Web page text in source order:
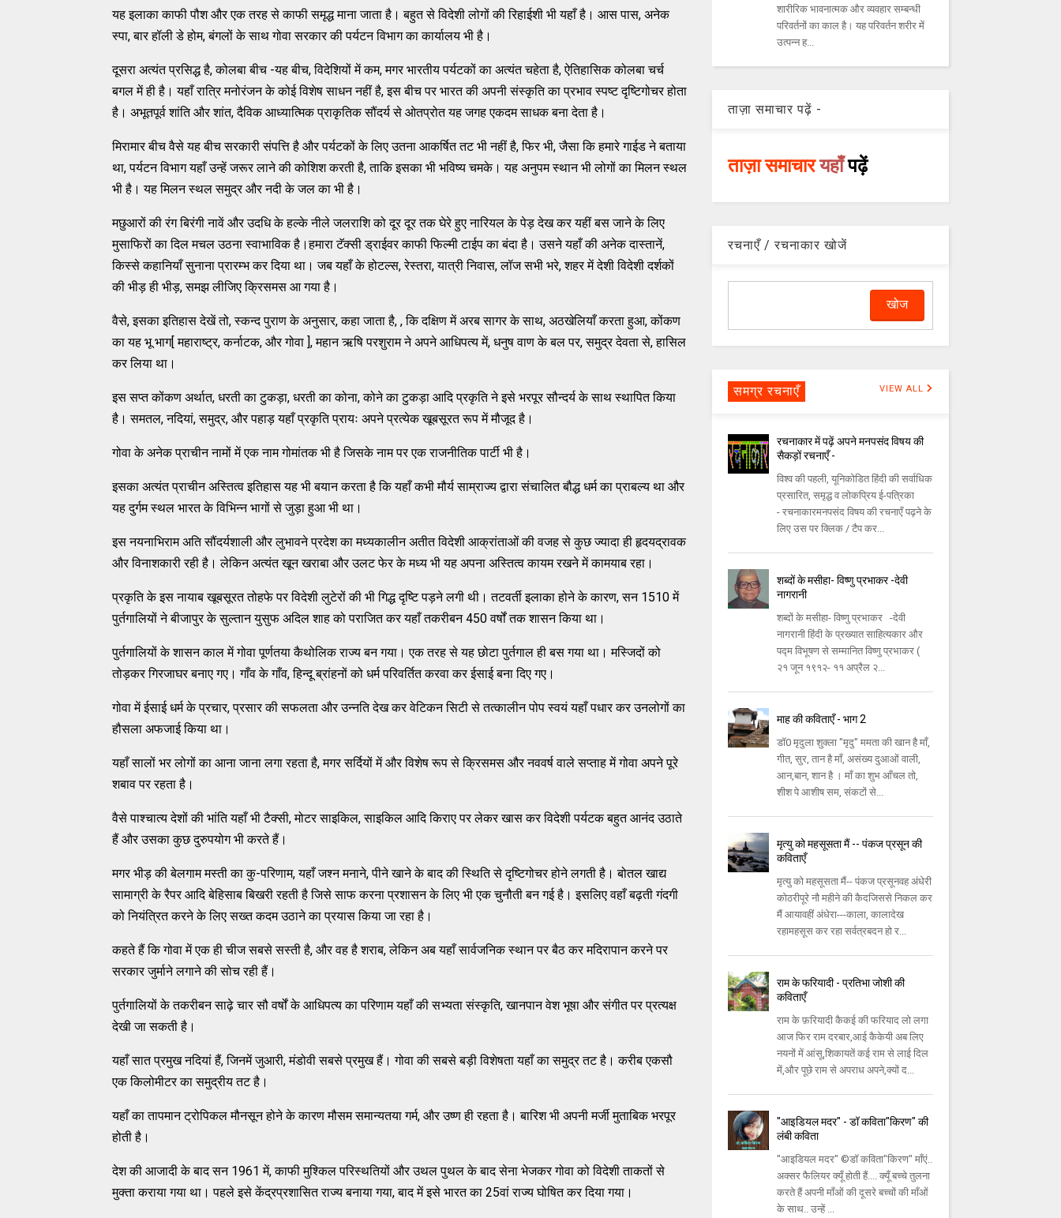
यह इलाका काफी पौश और एक तरह से काफी समृद्ध माना जाता है। बहुत से विदेशी लोगों की रिहाईशी भी यहाँ है। आस पास, अनेक
स्पा, बार हॉली डे होम, बंगलों के साथ गोवा सरकार की पर्यटन विभाग का कार्यालय भी है।
दूसरा अत्यंत प्रसिद्ध है, कोलबा बीच -यह बीच, विदेशियों में कम, मगर भारतीय पर्यटकों का अत्यंत चहेता है, ऐतिहासिक कोलबा चर्च
बगल में ही है। यहाँ रात्रि मनोरंजन के कोई विशेष साधन नहीं है, इस बीच पर भारत की अपनी संस्कृति का प्रभाव स्पष्ट दृष्टिगोचर होता
है। अभूतपूर्व शांति और शांत, दैविक आध्यात्मिक प्राकृतिक सौंदर्य से ओतप्रोत यह जगह एकदम साधक बना देता है।
मिरामार बीच वैसे यह बीच सरकारी संपत्ति है और पर्यटकों के लिए उतना आकर्षित तट भी नहीं है, फिर भी, जैसा कि हमारे गाईड ने बताया
था, पर्यटन विभाग यहाँ उन्हें जरूर लाने की कोशिश करती है, ताकि इसका भी भविष्य चमके। यह अनुपम स्थान भी लोगों का मिलन स्थल
भी है। यह मिलन स्थल समुद्र और नदी के जल का भी है।
मछुआरों की रंग बिरंगी नावें और उदधि के हल्के नीले जलराशि को दूर दूर तक घेरे हुए नारियल के पेड़ देख कर यहीं बस जाने के लिए
मुसाफिरों का दिल मचल उठना स्वाभाविक है।हमारा टॅक्सी ड्राईवर काफी फिल्मी टाईप का बंदा है। उसने यहाँ की अनेक दास्तानें,
किस्से कहानियाँ सुनाना प्रारम्भ कर दिया था। जब यहाँ के होटल्स, रेस्तरा, यात्री निवास, लॉज सभी भरे, शहर में देशी विदेशी दर्शकों
की भीड़ ही भीड़, समझ लीजिए क्रिसमस आ गया है।
वैसे, इसका इतिहास देखें तो, स्कन्द पुराण के अनुसार, कहा जाता है, , कि दक्षिण में अरब सागर के साथ, अठखेलियाँ करता हुआ, कोंकण
का यह भू भाग[ महाराष्ट्र, कर्नाटक, और गोवा ], महान ऋषि परशुराम ने अपने आधिपत्य में, धनुष वाण के बल पर, समुद्र देवता से, हासिल
कर लिया था।
इस सप्त कोंकण अर्थात, धरती का टुकड़ा, धरती का कोना, कोने का टुकड़ा आदि प्रकृति ने इसे भरपूर सौन्दर्य के साथ स्थापित किया
है। समतल, नदियां, समुद्र, और पहाड़ यहाँ प्रकृति प्रायः अपने प्रत्येक खूबसूरत रूप में मौजूद है।
गोवा के अनेक प्राचीन नामों में एक नाम गोमांतक भी है जिसके नाम पर एक राजनीतिक पार्टी भी है।
इसका अत्यंत प्राचीन अस्तित्व इतिहास यह भी बयान करता है कि यहाँ कभी मौर्य साम्राज्य द्वारा संचालित बौद्ध धर्म का प्राबल्य था और
यह दुर्गम स्थल भारत के विभिन्न भागों से जुड़ा हुआ भी था।
इस नयनाभिराम अति सौंदर्यशाली और लुभावने प्रदेश का मध्यकालीन अतीत विदेशी आक्रांताओं की वजह से कुछ ज्यादा ही हृदयद्रावक
और विनाशकारी रही है। लेकिन अत्यंत खून खराबा और उलट फेर के मध्य भी यह अपना अस्तित्व कायम रखने में कामयाब रहा।
प्रकृति के इस नायाब खूबसूरत तोहफे पर विदेशी लुटेरों की भी गिद्ध दृष्टि पड़ने लगी थी। तटवर्ती इलाका होने के कारण, सन 1510 में
पुर्तगालियों ने बीजापुर के सुल्तान युसुफ अदिल शाह को पराजित कर यहाँ तकरीबन 450 वर्षों तक शासन किया था।
पुर्तगालियों के शासन काल में गोवा पूर्णतया कैथोलिक राज्य बन गया। एक तरह से यह छोटा पुर्तगाल ही बस गया था। मस्जिदों को
तोड़कर गिरजाघर बनाए गए। गाँव के गाँव, हिन्दू ब्रांहनों को धर्म परिवर्तित करवा कर ईसाई बना दिए गए।
गोवा में ईसाई धर्म के प्रचार, प्रसार की सफलता और उन्नति देख कर वेटिकन सिटी से तत्कालीन पोप स्वयं यहाँ पधार कर उनलोगों का
हौसला अफजाई किया था।
यहाँ सालों भर लोगों का आना जाना लगा रहता है, मगर सर्दियों में और विशेष रूप से क्रिसमस और नववर्ष वाले सप्ताह में गोवा अपने पूरे
शबाव पर रहता है।
वैसे पाश्चात्य देशों की भांति यहाँ भी टैक्सी, मोटर साइकिल, साइकिल आदि किराए पर लेकर खास कर विदेशी पर्यटक बहुत आनंद उठाते
हैं और उसका कुछ दुरुपयोग भी करते हैं।
मगर भीड़ की बेलगाम मस्ती का कु-परिणाम, यहाँ जश्न मनाने, पीने खाने के बाद की स्थिति से दृष्टिगोचर होने लगती है। बोतल खाद्य
सामाग्री के रैपर आदि बेहिसाब बिखरी रहती है जिसे साफ करना प्रशासन के लिए भी एक चुनौती बन गई है। इसलिए वहाँ बढ़ती गंदगी
को नियंत्रित करने के लिए सख्त कदम उठाने का प्रयास किया जा रहा है।
कहते हैं कि गोवा में एक ही चीज सबसे सस्ती है, और वह है शराब, लेकिन अब यहाँ सार्वजनिक स्थान पर बैठ कर मदिरापान करने पर
सरकार जुर्माने लगाने की सोच रही हैं।
पुर्तगालियों के तकरीबन साढ़े चार सौ वर्षों के आधिपत्य का परिणाम यहाँ की सभ्यता संस्कृति, खानपान वेश भूषा और संगीत पर प्रत्यक्ष
देखी जा सकती है।
यहाँ सात प्रमुख नदियां हैं, जिनमें जुआरी, मंडोवी सबसे प्रमुख हैं। गोवा की सबसे बड़ी विशेषता यहाँ का समुद्र तट है। करीब एकसौ
एक किलोमीटर का समुद्रीय तट है।
यहाँ का तापमान ट्रोपिकल मौनसून होने के कारण मौसम समान्यतया गर्म, और उष्ण ही रहता है। बारिश भी अपनी मर्जी मुताबिक भरपूर
होती है।
देश की आजादी के बाद सन 1961 में, काफी मुश्किल परिस्थतियों और उथल पुथल के बाद सेना भेजकर गोवा को विदेशी ताकतों से
मुक्ता कराया गया था। पहले इसे केंद्रप्रशासित राज्य बनाया गया, बाद में इसे भारत का 25वां राज्य घोषित कर दिया गया।
शारीरिक भावनात्मक और व्यवहार सम्बन्धी
परिवर्तनों का काल है। यह परिवर्तन शरीर में
उत्पन्न ह...
ताज़ा समाचार पढ़ें -
ताज़ा समाचारयहाँपढ़ें
रचनाएँ / रचनाकार खोजें
समग्र रचनाएँ VIEW ALL
रचनाकार में पढ़ें अपने मनपसंद विषय की
सैकड़ों रचनाएँ -
विश्व की पहली, यूनिकोडित हिंदी की सर्वाधिक
प्रसारित, समृद्ध व लोकप्रिय ई-पत्रिका
- रचनाकारमनपसंद विषय की रचनाएँ पढ़ने के
लिए उस पर क्लिक / टैप कर...
शब्दों के मसीहा- विष्णु प्रभाकर -देवी
नागरानी
शब्दों के मसीहा- विष्णु प्रभाकर -देवी
नागरानी हिंदी के प्रख्यात साहित्यकार और
पद्म विभूषण से सम्मानित विष्णु प्रभाकर (
२१ जून १९१२- ११ अप्रैल २...
माह की कविताएँ - भाग 2
डॉ0 मृदुला शुक्ला "मृदु" ममता की खान है माँ,
गीत, सुर, तान है माँ, असंख्य दुआओं वाली,
आन,बान, शान है । माँ का शुभ आँचल तो,
शीश पे आशीष सम, संकटों से...
मृत्यु को महसूसता मैं -- पंकज प्रसून की
कविताएँ
मृत्यु को महसूसता मैं-- पंकज प्रसूनवह अंधेरी
कोठरीपूरे नौ महीने की कैदजिससे निकल कर
मैं आयावहीं अंधेरा---काला, कालादेख
रहामहसूस कर रहा सर्वत्रबदन हो र...
राम के फरियादी - प्रतिभा जोशी की
कविताएँ
राम के फ़रियादी कैकई की फरियाद लो लगा
आज फिर राम दरबार,आई कैकेयी अब लिए
नयनों में आंसू,शिकायतें कई राम से लाई दिल
में,और पूछे राम से अपराध अपने,क्यों द...
"आइडियल मदर" - डॉ कविता"किरण" की
लंबी कविता
"आइडियल मदर" ©डॉ कविता"किरण" माँएं..
अक्सर फैलियर क्यूँ होती हैं.... क्यूँ बच्चे तुलना
करते हैं अपनी माँओं की दूसरे बच्चों की माँओं
के साथ.. उन्हें ...